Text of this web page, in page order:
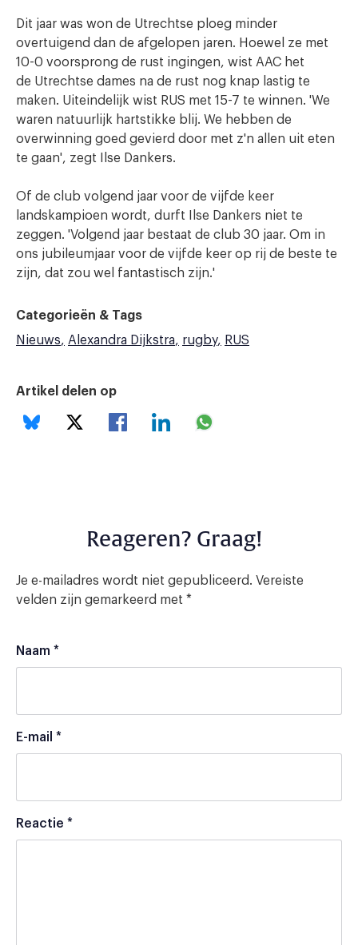
Dit jaar was won de Utrechtse ploeg minder
overtuigend dan de afgelopen jaren. Hoewel ze met
10-0 voorsprong de rust ingingen, wist AAC het
de Utrechtse dames na de rust nog knap lastig te
maken. Uiteindelijk wist RUS met 15-7 te winnen. 'We
waren natuurlijk hartstikke blij. We hebben de
overwinning goed gevierd door met z'n allen uit eten
te gaan', zegt Ilse Dankers.
Of de club volgend jaar voor de vijfde keer
landskampioen wordt, durft Ilse Dankers niet te
zeggen. 'Volgend jaar bestaat de club 30 jaar. Om in
ons jubileumjaar voor de vijfde keer op rij de beste te
zijn, dat zou wel fantastisch zijn.'
Categorieën & Tags
Nieuws
Alexandra Dijkstra rugby RUS
Artikel delen op
Reageren? Graag!
Je e-mailadres wordt niet gepubliceerd. Vereiste
velden zijn gemarkeerd met *
Naam *
E-mail *
Reactie *